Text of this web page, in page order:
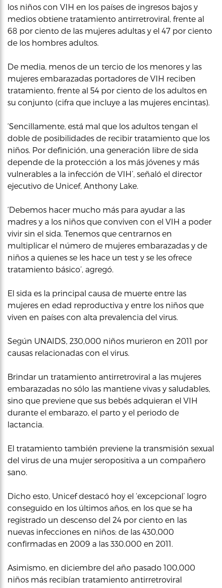
los niños con VIH en los países de ingresos bajos y
medios obtiene tratamiento antirretroviral, frente al
68 por ciento de las mujeres adultas y el 47 por ciento
de los hombres adultos.
De media, menos de un tercio de los menores y las
mujeres embarazadas portadores de VIH reciben
tratamiento, frente al 54 por ciento de los adultos en
su conjunto (cifra que incluye a las mujeres encintas).
‘Sencillamente, está mal que los adultos tengan el
doble de posibilidades de recibir tratamiento que los
niños. Por definición, una generación libre de sida
depende de la protección a los más jóvenes y más
vulnerables a la infección de VIH’, señaló el director
ejecutivo de Unicef, Anthony Lake.
‘Debemos hacer mucho más para ayudar a las
madres y a los niños que conviven con el VIH a poder
vivir sin el sida. Tenemos que centrarnos en
multiplicar el número de mujeres embarazadas y de
niños a quienes se les hace un test y se les ofrece
tratamiento básico’, agregó.
El sida es la principal causa de muerte entre las
mujeres en edad reproductiva y entre los niños que
viven en países con alta prevalencia del virus.
Según UNAIDS, 230,000 niños murieron en 2011 por
causas relacionadas con el virus.
Brindar un tratamiento antirretroviral a las mujeres
embarazadas no sólo las mantiene vivas y saludables,
sino que previene que sus bebés adquieran el VIH
durante el embarazo, el parto y el periodo de
lactancia.
El tratamiento también previene la transmisión sexual
del virus de una mujer seropositiva a un compañero
sano.
Dicho esto, Unicef destacó hoy el ‘excepcional’ logro
conseguido en los últimos años, en los que se ha
registrado un descenso del 24 por ciento en las
nuevas infecciones en niños: de las 430,000
confirmadas en 2009 a las 330.000 en 2011.
Asimismo, en diciembre del año pasado 100,000
niños más recibían tratamiento antirretroviral